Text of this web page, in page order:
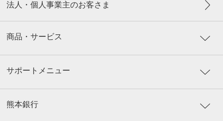
法人・個人事業主のお客さま
商品・サービス
サポートメニュー
熊本銀行